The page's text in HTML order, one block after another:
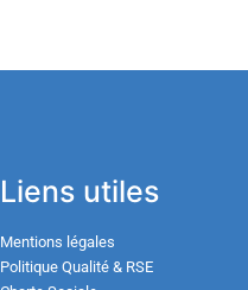
Liens utiles
Mentions légales
Politique Qualité & RSE